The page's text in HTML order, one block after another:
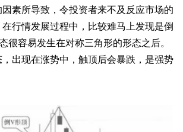
素所导致，令投资者来不及反应市场的
行情发展过程中，比较难马上发现是倒
很容易发生在对称三角形的形态之后。
出现在涨势中，触顶后会暴跌，是强势